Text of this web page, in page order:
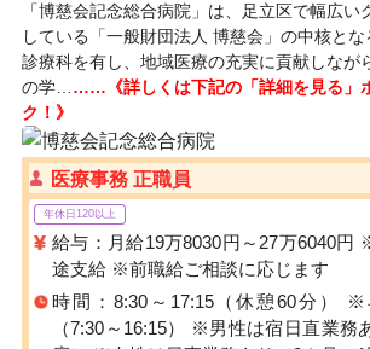
「博慈会記念総合病院」は、足立区で幅広い
している「一般財団法人 博慈会」の中核と
診療科を有し、地域医療の充実に貢献しなが
の学… ……《詳しくは下記の「詳細を見る」
ク！》
医療事務 正職員
年休日120以上
給与：月給19万8030円～27万6040円
途支給 ※前職給ご相談に応じます
時間：8:30～17:15（休憩60分） ※
（7:30～16:15） ※男性は宿日直業務